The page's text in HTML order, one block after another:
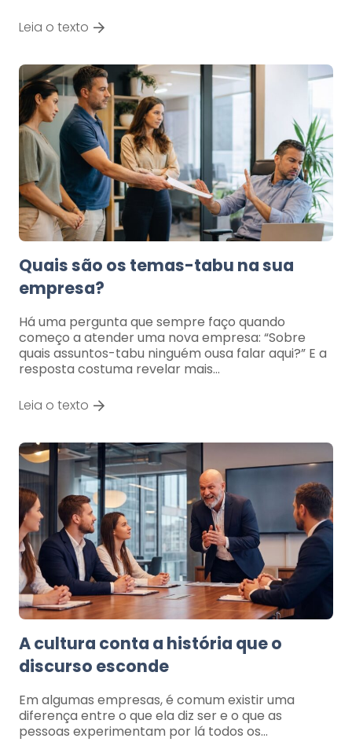
Leia o texto
Quais são os temas-tabu na sua
empresa?
Há uma pergunta que sempre faço quando
começo a atender uma nova empresa: “Sobre
quais assuntos-tabu ninguém ousa falar aqui?” E a
resposta costuma revelar mais…
Leia o texto
A cultura conta a história que o
discurso esconde
Em algumas empresas, é comum existir uma
diferença entre o que ela diz ser e o que as
pessoas experimentam por lá todos os…